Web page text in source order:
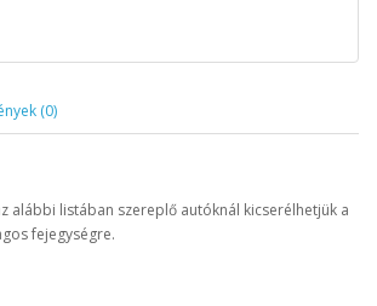
(0)
alábbi listában szereplő autóknál kicserélhetjük a
fejegységre.